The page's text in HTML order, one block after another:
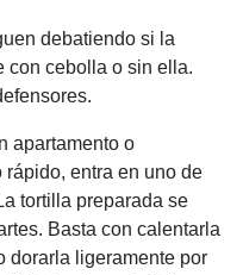
debatiendo si la
con cebolla o sin ella.
apartamento o
entra en uno de
tortilla preparada se
Basta con calentarla
dorarla ligeramente por